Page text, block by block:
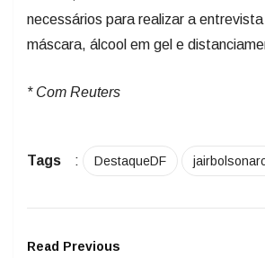
necessários para realizar a
máscara, álcool em gel e
* Com Reuters
Tags : DestaqueDF
Read Previous